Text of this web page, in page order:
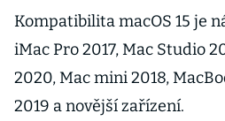
Kompatibilita macOS 15 je
iMac Pro 2017, Mac Studio
2020, Mac mini 2018,
2019 a novější zařízení.